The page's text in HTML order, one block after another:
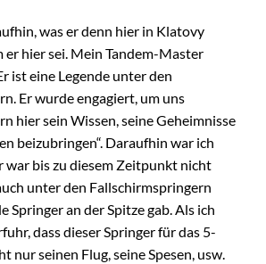
was er denn hier in Klatovy
er hier sei. Mein Tandem-Master
ist eine Legende unter den
Er wurde engagiert, um uns
hier sein Wissen, seine Geheimnisse
beizubringen“. Daraufhin war ich
war bis zu diesem Zeitpunkt nicht
unter den Fallschirmspringern
Springer an der Spitze gab. Als ich
dass dieser Springer für das 5-
nur seinen Flug, seine Spesen, usw.